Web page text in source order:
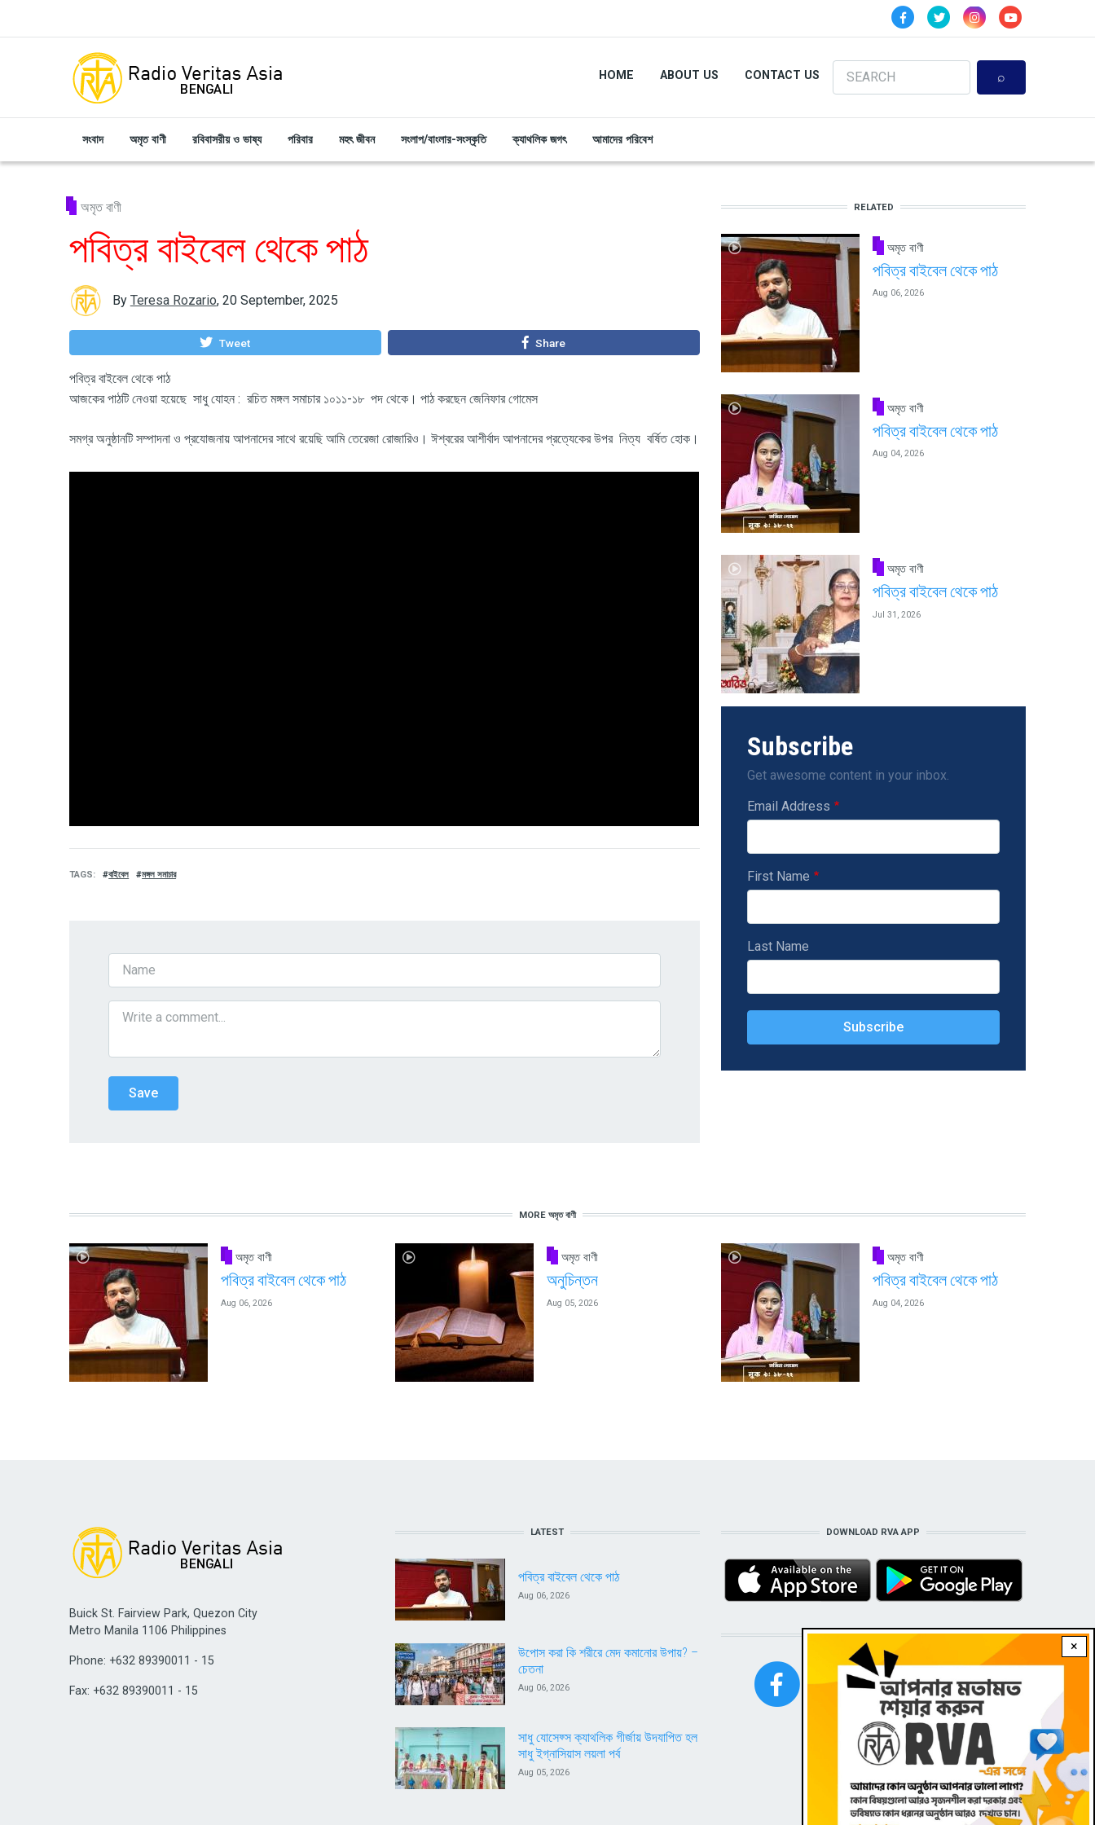
HOME ABOUT US CONTACT US Search
সংবাদ অমৃত বাণী রবিবাসরীয় ও ভাষ্য পরিবার মহৎ জীবন সংলাপ/বাংলার-সংস্কৃতি ক্যাথলিক জগৎ আমাদের পরিবেশ
অমৃত বাণী
পবিত্র বাইবেল থেকে পাঠ
By Teresa Rozario, 20 September, 2025
Tweet Share
পবিত্র বাইবেল থেকে পাঠ
আজকের পাঠটি নেওয়া হয়েছে সাধু যোহন : রচিত মঙ্গল সমাচার ১০১১-১৮ পদ থেকে। পাঠ করছেন জেনিফার গোমেস
সমগ্র অনুষ্ঠানটি সম্পাদনা ও প্রযোজনায় আপনাদের সাথে রয়েছি আমি তেরেজা রোজারিও। ঈশ্বরের আশীর্বাদ আপনাদের প্রত্যেকের উপর নিত্য বর্ষিত হোক।
TAGS বাইবেল মঙ্গল সমাচার
RELATED
অমৃত বাণী
পবিত্র বাইবেল থেকে পাঠ
Aug 06, 2026
অমৃত বাণী
পবিত্র বাইবেল থেকে পাঠ
Aug 04, 2026
অমৃত বাণী
পবিত্র বাইবেল থেকে পাঠ
Jul 31, 2026
Subscribe
Get awesome content in your inbox.
Email Address
First Name
Last Name
MORE অমৃত বাণী
অমৃত বাণী
পবিত্র বাইবেল থেকে পাঠ
Aug 06, 2026
অমৃত বাণী
অনুচিন্তন
Aug 05, 2026
অমৃত বাণী
পবিত্র বাইবেল থেকে পাঠ
Aug 04, 2026
×
Buick St. Fairview Park, Quezon City
Metro Manila 1106 Philippines
Phone: +632 89390011 - 15
Fax: +632 89390011 - 15
LATEST
পবিত্র বাইবেল থেকে পাঠ
Aug 06, 2026
উপোস করা কি শরীরে মেদ কমানোর উপায়? –
চেতনা
Aug 06, 2026
সাধু যোসেফ্স ক্যাথলিক গীর্জায় উদযাপিত হল
সাধু ইগ্নাসিয়াস লয়লা পর্ব
Aug 05, 2026
DOWNLOAD RVA APP
STAY CONNECTED WITH US!